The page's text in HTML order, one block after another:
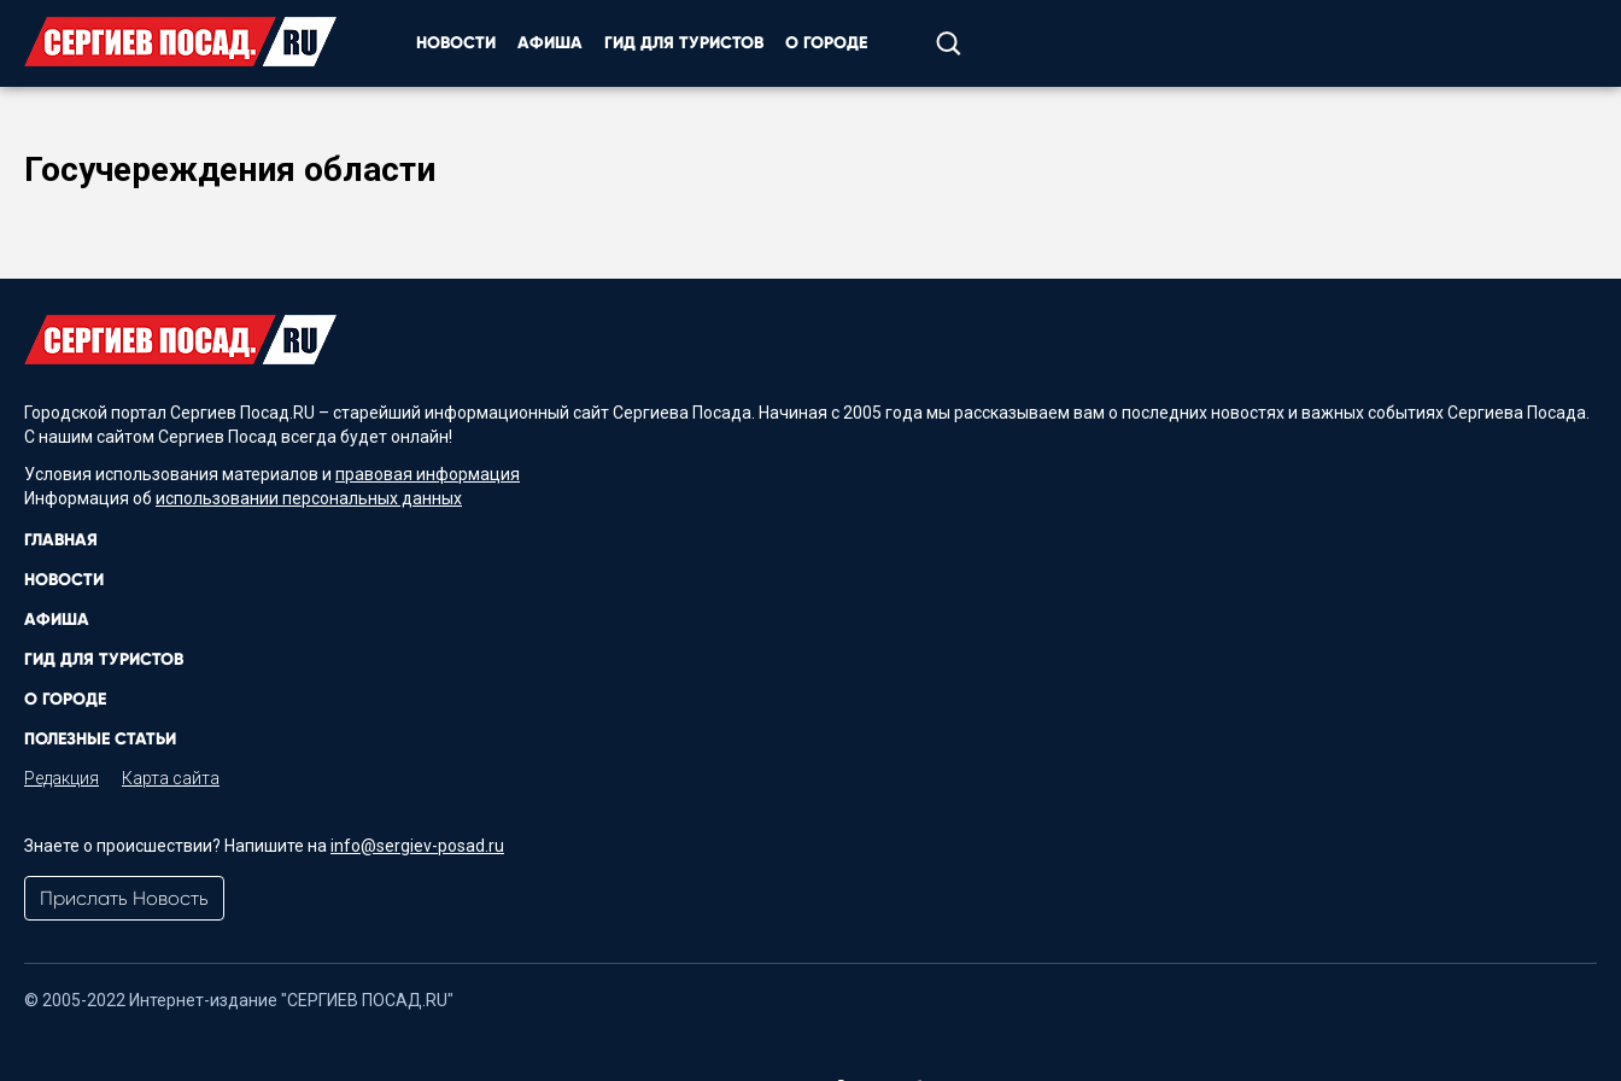
НОВОСТИ АФИША ГИД ДЛЯ ТУРИСТОВ О ГОРОДЕ
Госучереждения области
Городской портал Сергиев Посад.RU – старейший информационный сайт Сергиева Посада. Начиная с 2005 года мы рассказываем вам о последних новостях и важных событиях Сергиева Посада.
С нашим сайтом Сергиев Посад всегда будет онлайн!
Условия использования материалов и правовая информация
Информация об использовании персональных данных
ГЛАВНАЯ
НОВОСТИ
АФИША
ГИД ДЛЯ ТУРИСТОВ
О ГОРОДЕ
ПОЛЕЗНЫЕ СТАТЬИ
Редакция Карта сайта
Знаете о происшествии? Напишите на info@sergiev-posad.ru
Прислать Новость
© 2005-2022 Интернет-издание "СЕРГИЕВ ПОСАД.RU"